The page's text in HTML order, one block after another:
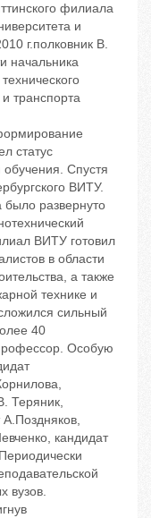
филиала
и
г.полковник В.
начальника
транспорта
статус
Спустя
ВИТУ.
развернуто
ВИТУ готовил
в области
а также
технике и
сильный
40
Особую
Теряник,
А.Поздняков,
кандидат
вузов.